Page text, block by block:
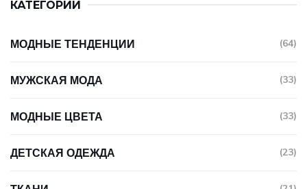
КАТЕГОРИИ
МОДНЫЕ ТЕНДЕНЦИИ (64)
МУЖСКАЯ МОДА (33)
МОДНЫЕ ЦВЕТА (33)
ДЕТСКАЯ ОДЕЖДА (23)